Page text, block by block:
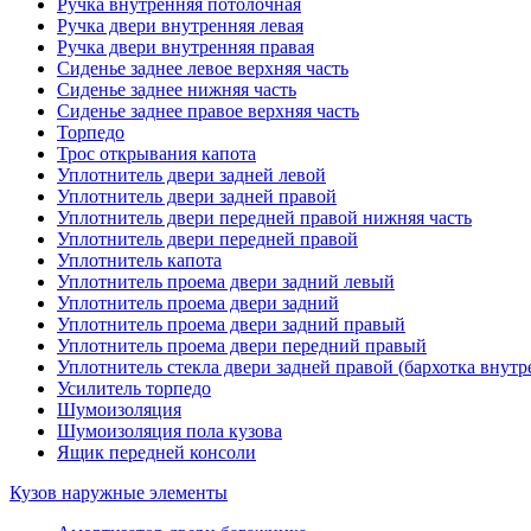
Ручка двери внутренняя левая
Ручка двери внутренняя правая
Сиденье заднее левое верхняя часть
Сиденье заднее нижняя часть
Сиденье заднее правое верхняя часть
Торпедо
Трос открывания капота
Уплотнитель двери задней левой
Уплотнитель двери задней правой
Уплотнитель двери передней правой нижняя часть
Уплотнитель двери передней правой
Уплотнитель капота
Уплотнитель проема двери задний левый
Уплотнитель проема двери задний
Уплотнитель проема двери задний правый
Уплотнитель проема двери передний правый
Уплотнитель стекла двери задней правой (бархотка
Усилитель торпедо
Шумоизоляция
Шумоизоляция пола кузова
Ящик передней консоли
Кузов наружные элементы